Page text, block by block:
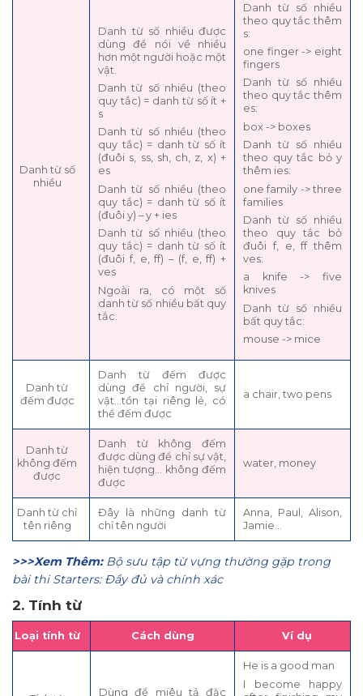
Danh từ số
nhiều
Danh từ số nhiều được
dùng để nói về nhiều
hơn một người hoặc một
vật.
Danh từ số nhiều (theo
quy tắc) = danh từ số ít +
s
Danh từ số nhiều (theo
quy tắc) = danh từ số ít
(đuôi s, ss, sh, ch, z, x) +
es
Danh từ số nhiều (theo
quy tắc) = danh từ số ít
(đuôi y) – y + ies
Danh từ số nhiều (theo
quy tắc) = danh từ số ít
(đuôi f, e, ff) – (f, e, ff) +
ves
Ngoài ra, có một số
danh từ số nhiều bất quy
tắc.
Danh từ số nhiều
theo quy tắc thêm
s:
one finger -> eight
fingers
Danh từ số nhiều
theo quy tắc thêm
es:
box -> boxes
Danh từ số nhiều
theo quy tắc bỏ y
thêm ies:
one family -> three
families
Danh từ số nhiều
theo quy tắc bỏ
đuôi f, e, ff thêm
ves:
a knife -> five
knives
Danh từ số nhiều
bất quy tắc:
mouse -> mice
Danh từ
đếm được
Danh từ đếm được
dùng để chỉ người, sự
vật…tồn tại riêng lẻ, có
thể đếm được
a chair, two pens
Danh từ
không đếm
được
Danh từ không đếm
được dùng để chỉ sự vật,
hiện tượng… không đếm
được
water, money
Danh từ chỉ
tên riêng
Đây là những danh từ
chỉ tên người
Anna, Paul, Alison,
Jamie…
>>>Xem Thêm:Bộ sưu tập từ vựng thường gặp trong
bài thi Starters: Đầy đủ và chính xác
2. Tính từ
Loại tính từ Cách dùng Ví dụ
Dùng để miêu tả đặc
He is a good man
I become happy